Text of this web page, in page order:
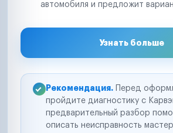
автомобиля и предложит
Узнать больше
Рекомендация. Перед
пройдите диагностику с
предварительный разбор
описать неисправность